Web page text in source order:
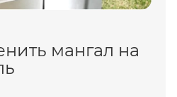
мангал на